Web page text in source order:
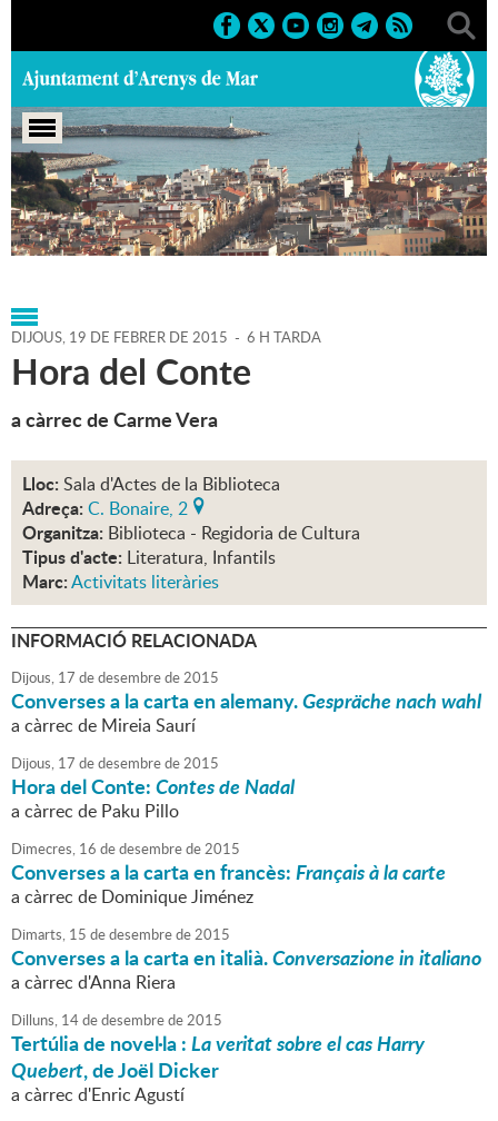
Portada > Agenda > 19-02-
2015 > Marcs > Culturals > 2015 > Activitats literàries
DIJOUS, 19 DE FEBRER DE 2015 - 6 H TARDA
Hora del Conte
a càrrec de Carme Vera
Lloc: Sala d'Actes de la Biblioteca
Adreça: C. Bonaire, 2
Organitza: Biblioteca - Regidoria de Cultura
Tipus d'acte: Literatura, Infantils
Marc:Activitats literàries
INFORMACIÓ RELACIONADA
Dijous, 17 dedesembrede2015
Converses a la carta en alemany.Gespräche nach wahl
a càrrec de Mireia Saurí
Dijous, 17 dedesembrede2015
Hora del Conte:Contes de Nadal
a càrrec de Paku Pillo
Dimecres, 16 dedesembrede2015
Converses a la carta en francès:Français à la carte
a càrrec de Dominique Jiménez
Dimarts, 15 dedesembrede2015
Converses a la carta en italià.Conversazione in italiano
a càrrec d'Anna Riera
Dilluns, 14dedesembrede2015
Tertúlia de novel·la :La veritat sobre el cas Harry
Quebert, de Joël Dicker
a càrrec d'Enric Agustí